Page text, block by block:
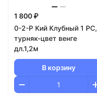
1 800 ₽
0-2-Р Кий Клубный 1 РС,
турняк-цвет венге
дл.1,2м
В корзину